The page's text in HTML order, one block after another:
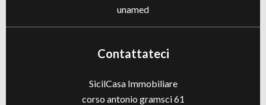
unamed
Contattateci
SicilCasa Immobiliare
corso antonio gramsci 61